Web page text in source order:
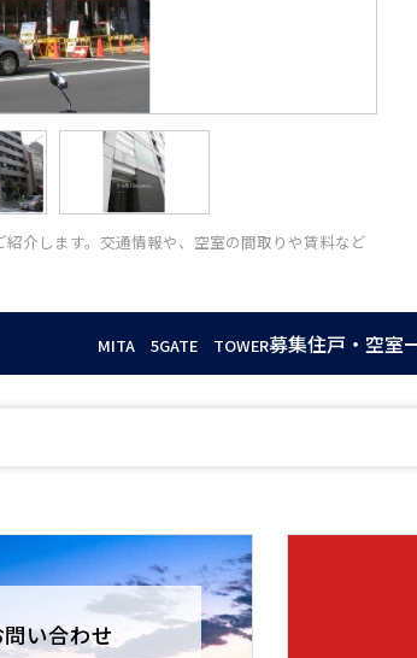
介します。交通情報や、空室の間取りや賃料など
MITA 5GATE TOWER募集住戸・空室
問い合わせ